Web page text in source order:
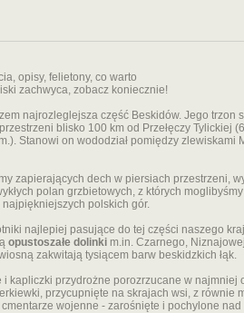
opisy, felietony, co warto
zachwyca, zobacz koniecznie!
najrozleglejsza część Beskidów. Jego trzon
blisko 100 km od Przełęczy Tylickiej
Stanowi on wododział pomiędzy zlewiskami
zapierających dech w piersiach przestrzeni,
polan grzbietowych, z których
najpiękniejszych polskich gór.
najlepiej pasujące do tej części naszego
opustoszałe dolinki m.in. Czarnego,
zakwitają tysiącem barw beskidzkich łąk.
i kapliczki przydrożne porozrzucane w najmniej
przycupnięte na skrajach wsi, z równie
cmentarze wojenne - zarośnięte i pochylone